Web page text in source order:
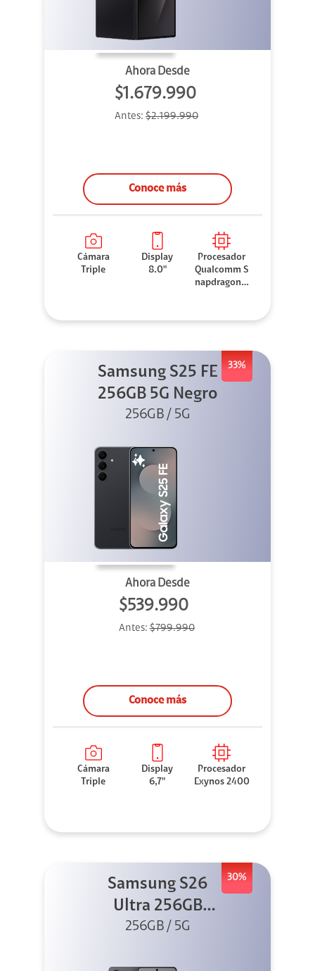
Ahora Desde
$1.679.990
Antes: $2.199.990
Conoce más
Cámara
Triple
Display
8.0"
Procesador
Qualcomm S
napdragon 8
33%
Samsung S25 FE
256GB 5G Negro
256GB / 5G
Ahora Desde
$539.990
Antes:$799.990
Conoce más
Cámara
Triple
Display
6,7"
Procesador
Exynos 2400
30%
Samsung S26
Ultra 256GB
Negro
256GB / 5G